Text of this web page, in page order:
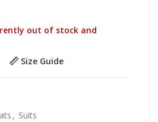
out of stock and
Size Guide
, Suits